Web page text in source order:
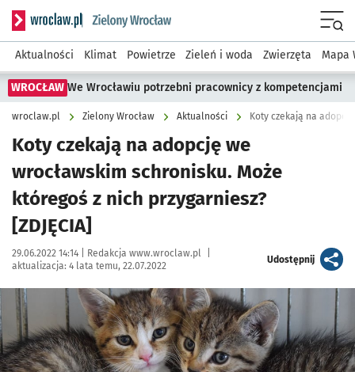
Serwis informacyjny wroclaw.pl podserwis: Środowisko we
Aktualności Klimat Powietrze Zieleń i woda Zwierzęta Mapa
WROCŁAW We Wrocławiu potrzebni pracownicy z kompetencjami
wroclaw.pl Zielony Wrocław Aktualności
Koty czekają na adopcję we
wrocławskim schronisku. Może
któregoś z nich przygarniesz?
[ZDJĘCIA]
Data publikacji:
29.06.2022 14:14 | Autor:
Redakcja www.wroclaw.pl
aktualizacja: 4 lata temu, 22.07.2022
Udostępnijartykuł
Kliknij, aby zobaczyć galerię